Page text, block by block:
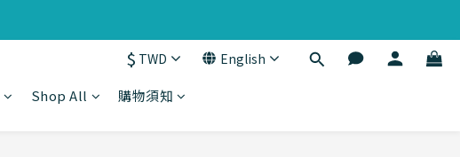
$ TWD English
Shop All 購物須知